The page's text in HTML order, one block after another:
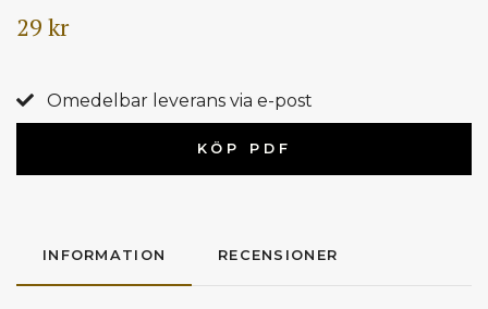
29 kr
Omedelbar leverans via e-post
KÖP PDF
INFORMATION RECENSIONER